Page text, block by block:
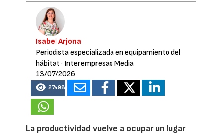
Isabel Arjona
Periodista especializada en equipamiento del
hábitat · Interempresas Media
13/07/2026
27498
La productividad vuelve a ocupar un lugar